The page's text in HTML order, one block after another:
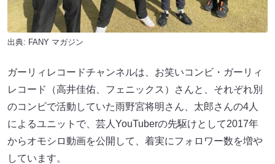
出典: FANY マガジン
ガーリィレコードチャンネルは、お笑いコンビ・ガーリィ
レコード（高井佳佑、フェニックス）さんと、それぞれ別
のコンビで活動していた雨野宮将明さん、太郎さんの4人
によるユニットで、芸人YouTuberの先駆けとして2017年
からオモシロ動画を公開して、着実にフォロワー数を増や
しています。